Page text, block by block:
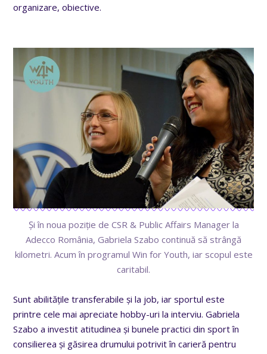
organizare, obiective.
Și în noua poziție de CSR & Public Affairs Manager la
Adecco România, Gabriela Szabo continuă să strângă
kilometri. Acum în programul Win for Youth, iar scopul este
caritabil.
Sunt abilitățile transferabile și la job, iar sportul este
printre cele mai apreciate hobby-uri la interviu. Gabriela
Szabo a investit atitudinea și bunele practici din sport în
consilierea și găsirea drumului potrivit în carieră pentru